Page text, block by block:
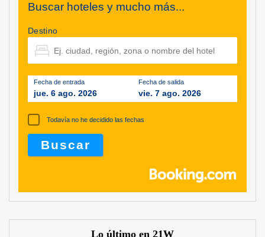
Buscar hoteles y mucho más...
Destino
Fecha de entrada
jue. 6 ago. 2026
Fecha de salida
vie. 7 ago. 2026
Todavía no he decidido las fechas
Lo último en 21W